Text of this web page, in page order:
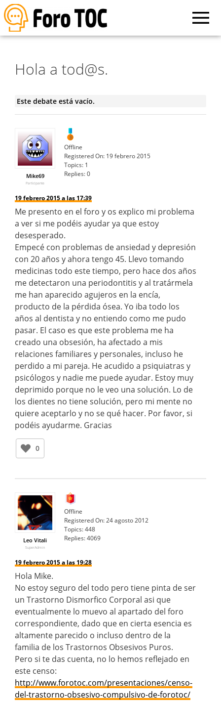
Hola a tod@s.
Este debate está vacío.
Mike69
Participante
Offline
Registered On: 19 febrero 2015
Topics: 1
Replies:0
19 febrero 2015 a las 17:39
Me presento en el foro y os explico mi problema
a ver si me podéis ayudar ya que estoy
desesperado.
Empecé con problemas de ansiedad y depresión
con 20 años y ahora tengo 45. Llevo tomando
medicinas todo este tiempo, pero hace dos años
me detectaron una periodontitis y al tratármela
me han aparecido agujeros en la encía,
producto de la pérdida ósea. Yo iba todo los
años al dentista y no entiendo como me pudo
pasar. El caso es que este problema me ha
creado una obsesión, ha afectado a mis
relaciones familiares y personales, incluso he
perdido a mi pareja. He acudido a psiquiatras y
psicólogos y nadie me puede ayudar. Estoy muy
deprimido porque no le veo una solución. Lo de
los dientes no tiene solución, pero mi mente no
quiere aceptarlo y no se qué hacer. Por favor, si
podéis ayudarme. Gracias
0
Leo Vitali
SuperAdmin
Offline
Registered On:24 agosto 2012
Topics:448
Replies:4069
19 febrero 2015 a las 19:28
Hola Mike.
No estoy seguro del todo pero tiene pinta de ser
un Trastorno Dismorfico Corporal asi que
eventualmente lo muevo al apartado del foro
correspondiente, dado que en cierta esencia es
altamente parecido o incluso dentro de la
familia de los Trastornos Obsesivos Puros.
Pero si te das cuenta, no lo hemos reflejado en
este censo:
http://www.forotoc.com/presentaciones/censo-
del-trastorno-obsesivo-compulsivo-de-forotoc/